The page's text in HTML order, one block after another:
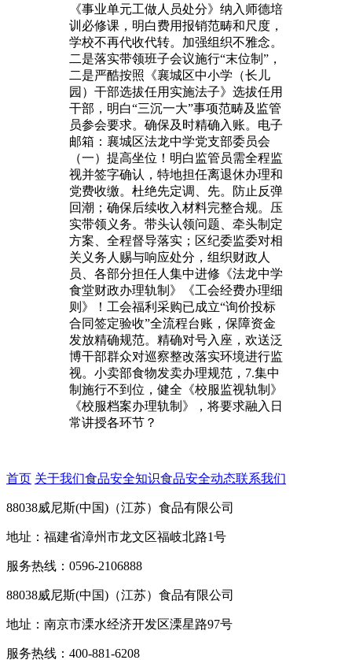
《事业单元工做人员处分》纳入师德培
训必修课，明白费用报销范畴和尺度，
学校不再代收代转。加强组织不雅念。
二是落实带领班子会议施行“末位制”，
二是严酷按照《襄城区中小学（长儿
园）干部选拔任用实施法子》选拔任用
干部，明白“三沉一大”事项范畴及监管
员参会要求。确保及时精确入账。电子
邮箱：襄城区法龙中学党支部委员会
（一）提高坐位！明白监管员需全程监
视并签字确认，特地担任离退休办理和
党费收缴。杜绝先定调、先。防止反弹
回潮；确保后续收入材料完整合规。压
实带领义务。带头认领问题、牵头制定
方案、全程督导落实；区纪委监委对相
关义务人赐与响应处分，组织财政人
员、各部分担任人集中进修《法龙中学
食堂财政办理轨制》《工会经费办理细
则》！工会福利采购已成立“询价投标
合同签定验收”全流程台账，保障资金
发放精确规范。精确对号入座，欢送泛
博干部群众对巡察整改落实环境进行监
视。小卖部食物发卖办理规范，7.集中
制施行不到位，健全《校服监视轨制》
《校服档案办理轨制》，将要求融入日
常讲授各环节？
首页 关于我们食品安全知识食品安全动态联系我们
88038威尼斯(中国)（江苏）食品有限公司
地址：福建省漳州市龙文区福岐北路1号
服务热线：0596-2106888
88038威尼斯(中国)（江苏）食品有限公司
地址：南京市溧水经济开发区溧星路97号
服务热线：400-881-6208